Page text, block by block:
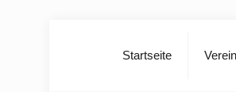
Startseite Verein